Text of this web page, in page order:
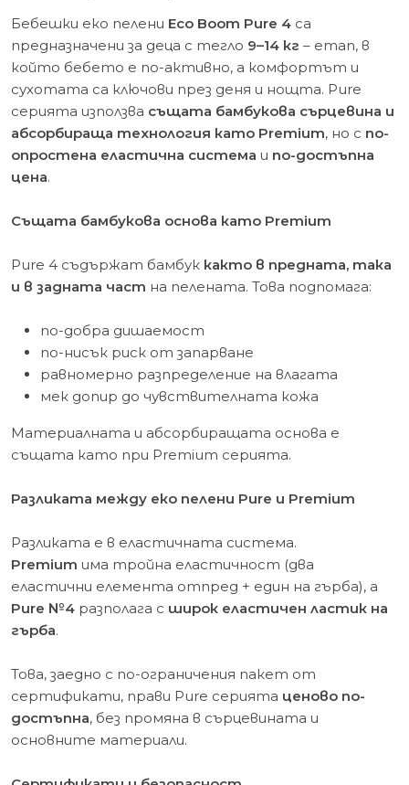
Бебешки еко пелени Eco Boom Pure 4 са
предназначени за деца с тегло 9–14 кг – етап, в
който бебето е по-активно, а комфортът и
сухотата са ключови през деня и нощта. Pure
серията използва същата бамбукова сърцевина и
абсорбираща технология като Premium, но с по-
опростена еластична система и по-достъпна
цена.
Същата бамбукова основа като Premium
Pure 4 съдържат бамбук както в предната, така
и в задната част на пелената. Това подпомага:
по-добра дишаемост
по-нисък риск от запарване
равномерно разпределение на влагата
мек допир до чувствителната кожа
Материалната и абсорбиращата основа е
същата като при Premium серията.
Разликата между еко пелени Pure и Premium
Разликата е в еластичната система.
Premium има тройна еластичност (два
еластични елемента отпред + един на гърба), а
Pure №4 разполага с широк еластичен ластик на
гърба.
Това, заедно с по-ограничения пакет от
сертификати, прави Pure серията ценово по-
достъпна, без промяна в сърцевината и
основните материали.